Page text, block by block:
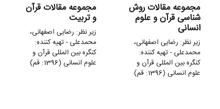
مجموعه مقالات روش
شناسی قرآن و علوم
انسانی
زير نظر: رضایی اصفهانی،
محمدعلی - تهيه کننده:
کنگره بین المللی قرآن و
علوم انسانی (1396: قم)
مجموعه مقالات قرآن
و تربیت
زير نظر: رضایی اصفهانی،
محمدعلی - تهيه کننده:
کنگره بین المللی قرآن و
علوم انسانی (1396: قم)